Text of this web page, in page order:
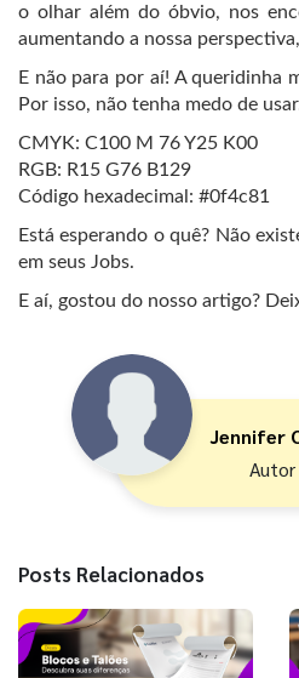
o olhar além do óbvio, nos
aumentando a nossa
E não para por aí! A queridinha
Por isso, não tenha medo de
CMYK: C100 M 76 Y25 K00
RGB: R15 G76 B129
Código hexadecimal: #0f4c81
Está esperando o quê? Não
em seus Jobs.
E aí, gostou do nosso artigo?
Jennifer
Autor
Posts Relacionados